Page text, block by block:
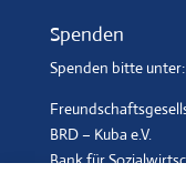
Spenden
Spenden bitte unter:
BRD – Kuba e.V.
Bank für